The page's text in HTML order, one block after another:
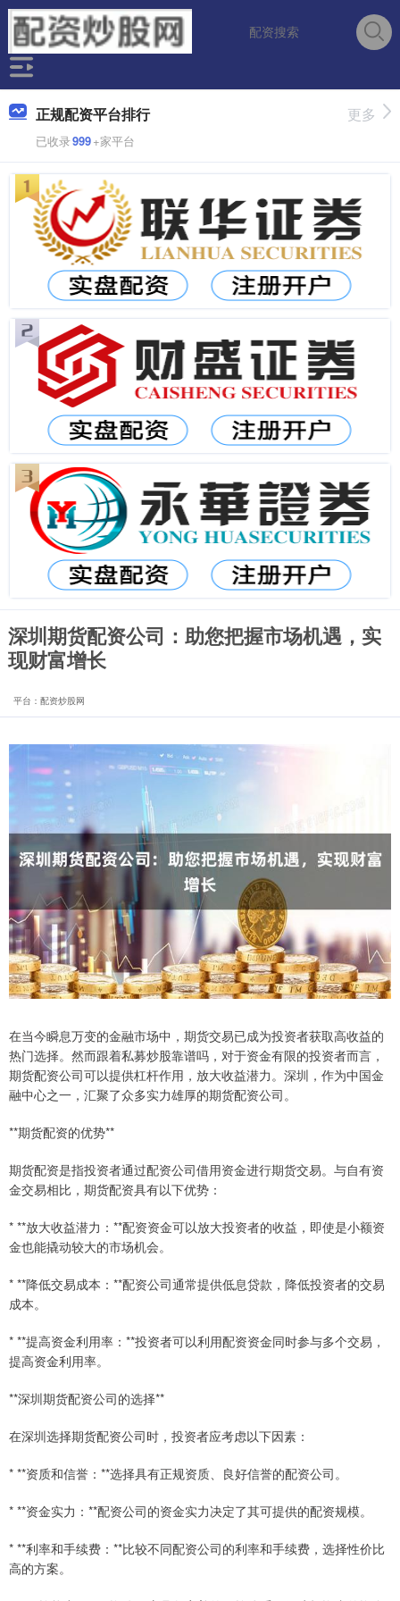
正规配资平台排行
已收录999+家平台
更多
深圳期货配资公司：助您把握市场机遇，实
现财富增长
平台：配资炒股网
在当今瞬息万变的金融市场中，期货交易已成为投资者获取高收益的
热门选择。然而跟着私募炒股靠谱吗，对于资金有限的投资者而言，
期货配资公司可以提供杠杆作用，放大收益潜力。深圳，作为中国金
融中心之一，汇聚了众多实力雄厚的期货配资公司。
**期货配资的优势**
期货配资是指投资者通过配资公司借用资金进行期货交易。与自有资
金交易相比，期货配资具有以下优势：
* **放大收益潜力：**配资资金可以放大投资者的收益，即使是小额资
金也能撬动较大的市场机会。
* **降低交易成本：**配资公司通常提供低息贷款，降低投资者的交易
成本。
* **提高资金利用率：**投资者可以利用配资资金同时参与多个交易，
提高资金利用率。
**深圳期货配资公司的选择**
在深圳选择期货配资公司时，投资者应考虑以下因素：
* **资质和信誉：**选择具有正规资质、良好信誉的配资公司。
* **资金实力：**配资公司的资金实力决定了其可提供的配资规模。
* **利率和手续费：**比较不同配资公司的利率和手续费，选择性价比
高的方案。